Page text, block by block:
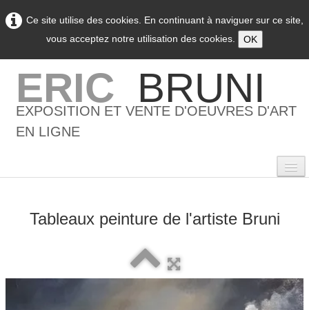
Ce site utilise des cookies. En continuant à naviguer sur ce site,
vous acceptez notre utilisation des cookies.
OK
ERIC BRUNI
EXPOSITION ET VENTE D'OEUVRES D'ART
EN LIGNE
0
L'artiste
Tableaux peinture de l'artiste Bruni